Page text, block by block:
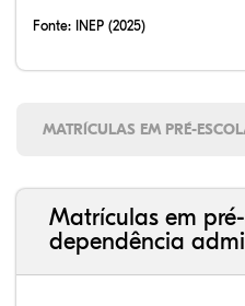
Fonte: INEP (2025)
MATRÍCULAS EM PRÉ-
Matrículas em
dependência